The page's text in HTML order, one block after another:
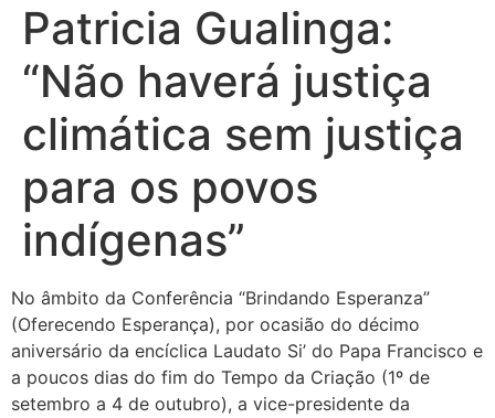
Patricia Gualinga:
“Não haverá justiça
climática sem justiça
para os povos
indígenas”
No âmbito da Conferência “Brindando Esperanza”
(Oferecendo Esperança), por ocasião do décimo
aniversário da encíclica Laudato Si’ do Papa Francisco e
a poucos dias do fim do Tempo da Criação (1º de
setembro a 4 de outubro), a vice-presidente da